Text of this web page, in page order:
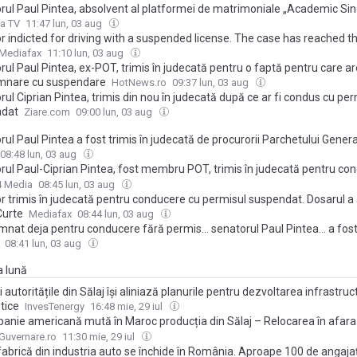
Paul Pintea, absolvent al platformei de matrimoniale „Academic
judecată după ce a fost prins pentru a treia oară conducând cu
TV 11:47 lun, 03 aug
indicted for driving with a suspended license. The case has reached
Mediafax 11:10 lun, 03 aug
Paul Pintea, ex-POT, trimis în judecată pentru o faptă pentru care
cu suspendare HotNews.ro 09:37 lun, 03 aug
Ciprian Pintea, trimis din nou în judecată după ce ar fi condus cu
Ziare.com 09:00 lun, 03 aug
Paul Pintea a fost trimis în judecată de procurorii Parchetului
o condamnare pentru aceeași faptă
08:48 lun, 03 aug
Paul-Ciprian Pintea, fost membru POT, trimis în judecată pentru
de către o persoană căreia dreptul de a conduce i-a fost
condamnări pentru conducere fără permis
Media 08:45 lun, 03 aug
trimis în judecată pentru conducere cu permisul suspendat. Dosarul a
Mediafax 08:44 lun, 03 aug
deja pentru conducere fără permis... senatorul Paul Pintea... a
pentru o faptă similară
08:41 lun, 03 aug
lună
autoritățile din Sălaj își aliniază planurile pentru dezvoltarea
InvesTenergy 16:48 mie, 29 iul
americană mută în Maroc producția din Sălaj – Relocarea în afara
de producție din sectorul componentelor auto continuă
11:30 mie, 29 iul
din industria auto se închide în România. Aproape 100 de